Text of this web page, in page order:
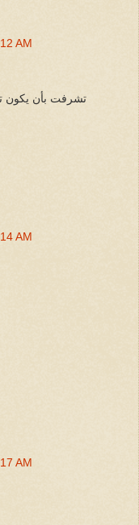
AM
تشرفت بأن يكون
AM
AM